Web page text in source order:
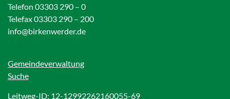
Telefon 03303 290 – 0
Telefax 03303 290 – 200
info@birkenwerder.de
Gemeindeverwaltung
Suche
Leitweg-ID: 12-12992262160055-69